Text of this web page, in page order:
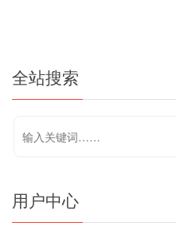
全站搜索
用户中心